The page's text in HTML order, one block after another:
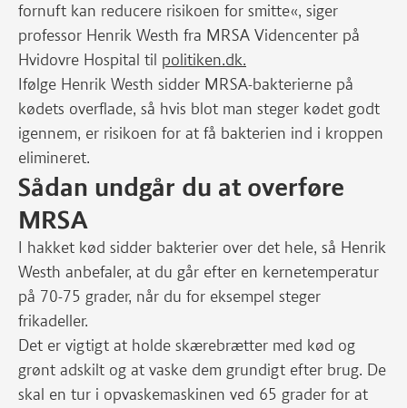
fornuft kan reducere risikoen for smitte«, siger
professor Henrik Westh fra MRSA Videncenter på
Hvidovre Hospital til politiken.dk.
Ifølge Henrik Westh sidder MRSA-bakterierne på
kødets overflade, så hvis blot man steger kødet godt
igennem, er risikoen for at få bakterien ind i kroppen
elimineret.
Sådan undgår du at overføre
MRSA
I hakket kød sidder bakterier over det hele, så Henrik
Westh anbefaler, at du går efter en kernetemperatur
på 70-75 grader, når du for eksempel steger
frikadeller.
Det er vigtigt at holde skærebrætter med kød og
grønt adskilt og at vaske dem grundigt efter brug. De
skal en tur i opvaskemaskinen ved 65 grader for at